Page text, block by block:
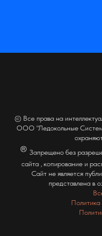
© Все права на
ООО "Ледокольные
® Запрещено без
сайта , копирование и
Сайт не является
представлена в
Политика